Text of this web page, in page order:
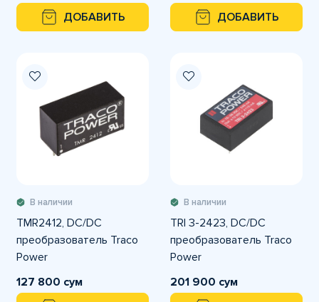
ДОБАВИТЬ
ДОБАВИТЬ
В наличии
TMR2412, DC/DC
преобразователь Traco
Power
127 800 сум
В наличии
TRI 3-2423, DC/DC
преобразователь Traco
Power
201 900 сум